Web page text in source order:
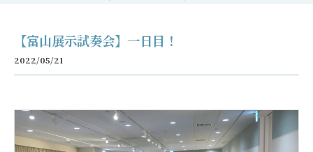
【富山展示試奏会】一日目！
2022/05/21